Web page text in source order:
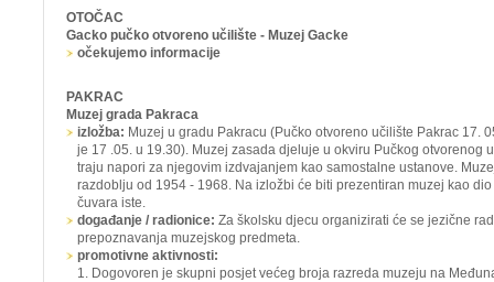
OTOČAC
Gacko pučko otvoreno učilište - Muzej Gacke
očekujemo informacije
PAKRAC
Muzej grada Pakraca
izložba: Muzej u gradu Pakracu (Pučko otvoreno učilište Pakrac 17.
je 17 .05. u 19.30). Muzej zasada djeluje u okviru Pučkog otvorenog
traju napori za njegovim izdvajanjem kao samostalne ustanove.
razdoblju od 1954 - 1968. Na izložbi će biti prezentiran muzej kao
čuvara iste.
događanje / radionice: Za školsku djecu organizirati će se jezične
prepoznavanja muzejskog predmeta.
promotivne aktivnosti:
1. Dogovoren je skupni posjet većeg broja razreda muzeju na